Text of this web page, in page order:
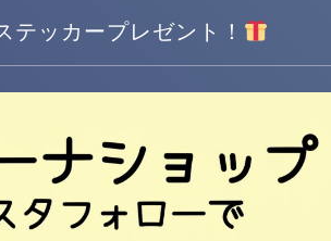
テッカープレゼント！